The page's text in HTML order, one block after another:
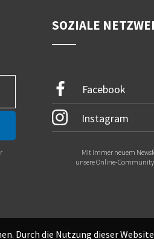
SOZIALE
Facebook
Instagram
Mit immer neuem
unsere Online-
Durch die Nutzung dieser Website